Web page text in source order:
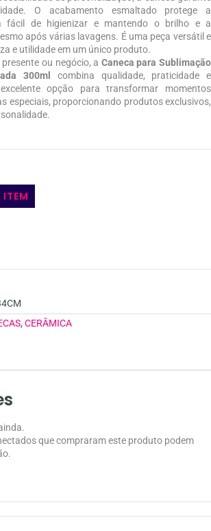
O acabamento esmaltado protege a
fácil de higienizar e mantendo o brilho e a
após várias lavagens. É uma peça versátil e
e utilidade em um único produto.
ou negócio, a Caneca para Sublimação
300ml
combina qualidade, praticidade e
opção para transformar momentos
especiais, proporcionando produtos exclusivos,
ITEM
, CERÂMICA
que compraram este produto podem